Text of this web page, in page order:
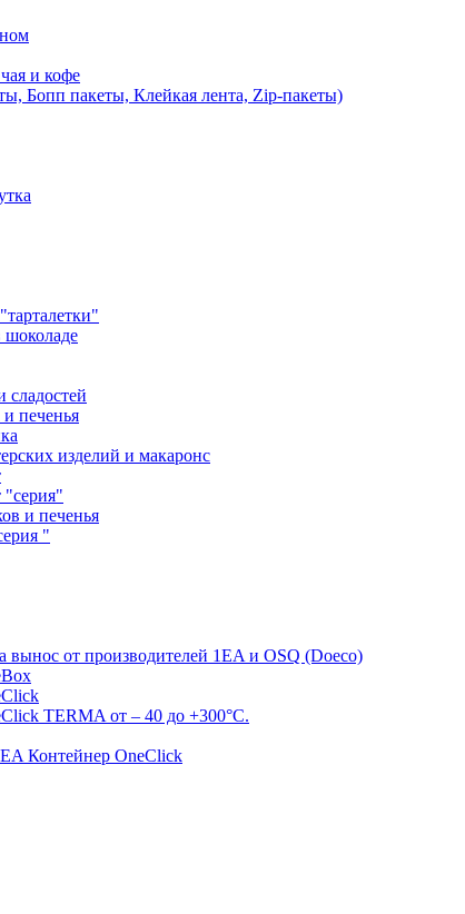
и кофе
Бопп пакеты, Клейкая лента, Zip-пакеты)
шоколаде
сладостей
печенья
изделий и макаронс
"серия"
и печенья
"
вынос от производителей 1EA и OSQ (Doeco)
TERMA от – 40 до +300°C.
Контейнер OneClick